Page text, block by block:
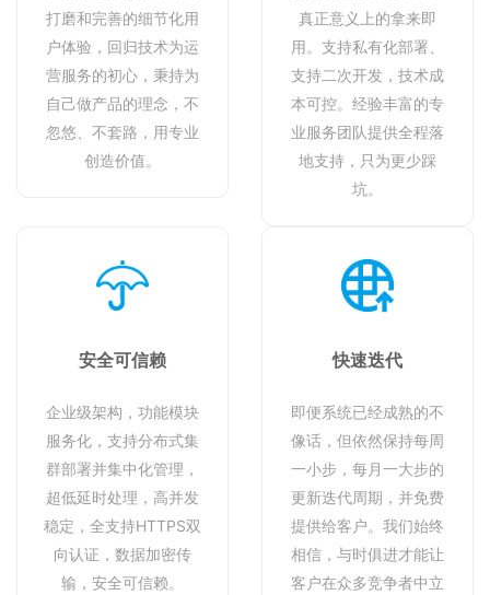
打磨和完善的细节化用
户体验，回归技术为运
营服务的初心，秉持为
自己做产品的理念，不
忽悠、不套路，用专业
创造价值。
真正意义上的拿来即
用。支持私有化部署、
支持二次开发，技术成
本可控。经验丰富的专
业服务团队提供全程落
地支持，只为更少踩
坑。
安全可信赖
企业级架构，功能模块
服务化，支持分布式集
群部署并集中化管理，
超低延时处理，高并发
稳定，全支持HTTPS双
向认证，数据加密传
输，安全可信赖。
快速迭代
即便系统已经成熟的不
像话，但依然保持每周
一小步，每月一大步的
更新迭代周期，并免费
提供给客户。我们始终
相信，与时俱进才能让
客户在众多竞争者中立